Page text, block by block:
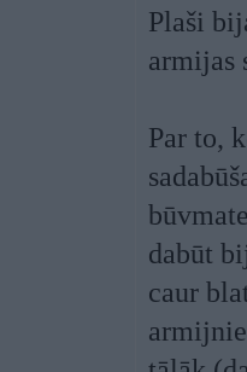
Plaši
armijas
Par to,
dabūt
caur